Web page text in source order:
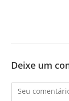
Deixe um